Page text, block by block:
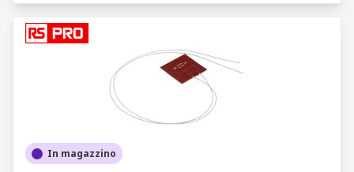
In magazzino